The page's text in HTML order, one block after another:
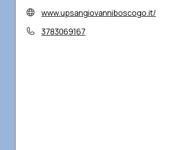
www.upsangiovanniboscogo.it/
3783069167